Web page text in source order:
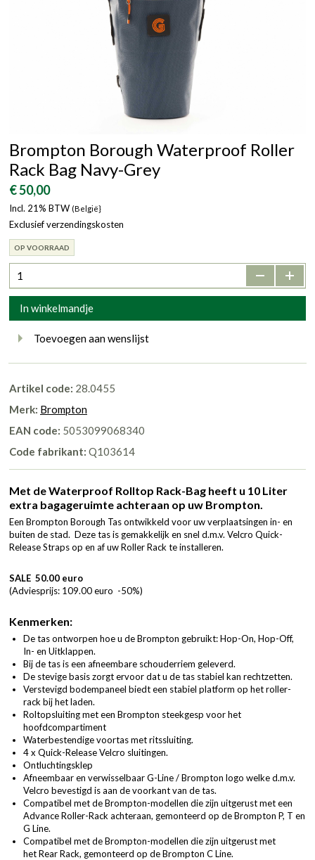
Brompton Borough Waterproof Roller
Rack Bag Navy-Grey
€ 50,00
Incl. 21% BTW (België}
Exclusief verzendingskosten
OP VOORRAAD
- +
In winkelmandje
Toevoegen aan wenslijst
Artikel code: 28.0455
Merk: Brompton
EAN code: 5053099068340
Code fabrikant: Q103614
Met de Waterproof Rolltop Rack-Bag heeft u 10 Liter
extra bagageruimte achteraan op uw Brompton.
Een Brompton Borough Tas ontwikkeld voor uw verplaatsingen in- en
buiten de stad. Deze tas is gemakkelijk en snel d.m.v. Velcro Quick-
Release Straps op en af uw Roller Rack te installeren.
SALE 50.00 euro
(Adviesprijs: 109.00 euro -50%)
Kenmerken:
De tas ontworpen hoe u de Brompton gebruikt: Hop-On, Hop-Off,
In- en Uitklappen.
Bij de tas is een afneembare schouderriem geleverd.
De stevige basis zorgt ervoor dat u de tas stabiel kan rechtzetten.
Verstevigd bodempaneel biedt een stabiel platform op het roller-
rack bij het laden.
Roltopsluiting met een Brompton steekgesp voor het
hoofdcompartiment
Waterbestendige voortas met ritssluiting.
4 x Quick-Release Velcro sluitingen.
Ontluchtingsklep
Afneembaar en verwisselbaar G-Line / Brompton logo welke d.m.v.
Velcro bevestigd is aan de voorkant van de tas.
Compatibel met de Brompton-modellen die zijn uitgerust met een
Advance Roller-Rack achteraan, gemonteerd op de Brompton P, T en
G Line.
Compatibel met de Brompton-modellen die zijn uitgerust met
het Rear Rack, gemonteerd op de Brompton C Line.